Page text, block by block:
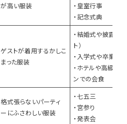
が高い服装
・皇室行事
・記念式典
ゲストが着用するかしこ
まった服装
・結婚式や披露宴
ト）
・入学式や卒業式
・ホテルや高級レス
ンでの会食
格式張らないパーティ
ーにふさわしい服装
・七五三
・宮参り
・発表会